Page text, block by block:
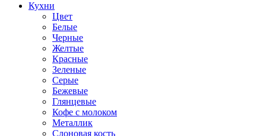
Кухни
Цвет
Белые
Черные
Желтые
Красные
Зеленые
Серые
Бежевые
Глянцевые
Кофе с молоком
Металлик
Слоновая кость